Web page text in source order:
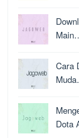
Cara
Dota